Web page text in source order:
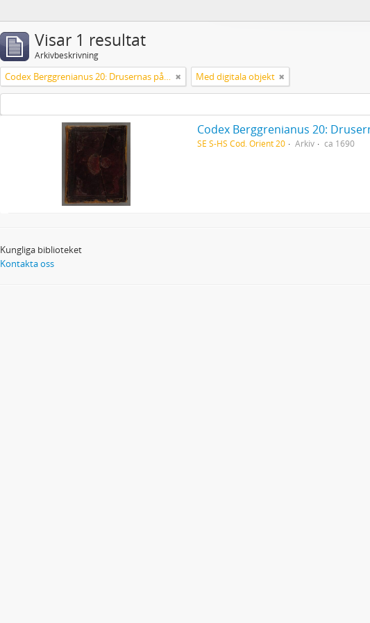
Visar 1 resultat
Arkivbeskrivning
Codex Berggrenianus 20: Drusernas på Libanon heliga bok Med digitala objekt
Codex Berggrenianus 20:
SE S-HS Cod. Orient 20 Arkiv ca 1690
Kungliga biblioteket
Kontakta oss